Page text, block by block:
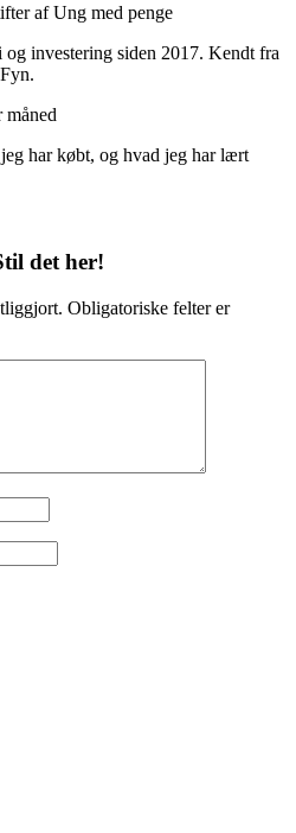
af Ung med penge
investering siden 2017. Kendt fra
har købt, og hvad jeg har lært
det her!
Obligatoriske felter er